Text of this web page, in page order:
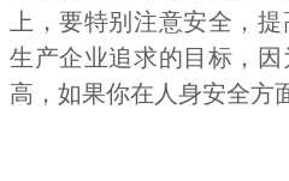
上，要特别注意安全，
生产企业追求的目标，
高，如果你在人身安全方